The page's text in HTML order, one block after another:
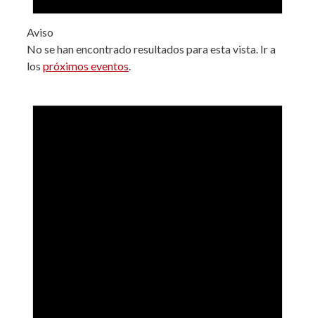
Aviso
No se han encontrado resultados para esta vista. Ir a
los próximos eventos